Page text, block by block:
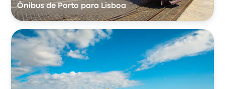
Ônibus de Porto para Lisboa